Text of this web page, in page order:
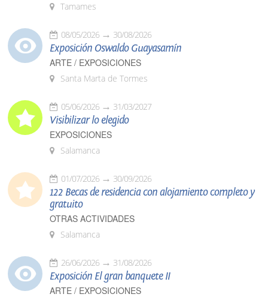
Tamames
08/05/2026 30/08/2026
Exposición Oswaldo Guayasamín
ARTE / EXPOSICIONES
Santa Marta de Tormes
05/06/2026 31/03/2027
Visibilizar lo elegido
EXPOSICIONES
Salamanca
01/07/2026 30/09/2026
122 Becas de residencia con alojamiento completo y
gratuito
OTRAS ACTIVIDADES
Salamanca
26/06/2026 31/08/2026
Exposición El gran banquete II
ARTE / EXPOSICIONES